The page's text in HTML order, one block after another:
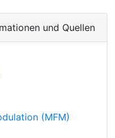
und Quellen
(MFM)